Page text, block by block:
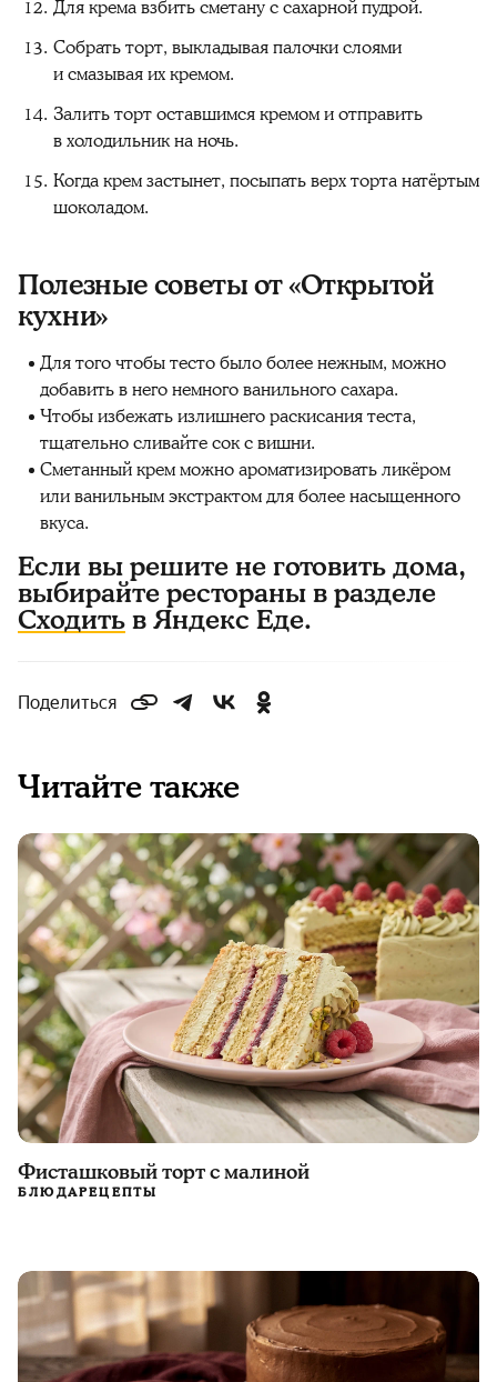
Для крема взбить сметану с сахарной пудрой.
Собрать торт, выкладывая палочки слоями
и смазывая их кремом.
Залить торт оставшимся кремом и отправить
в холодильник на ночь.
Когда крем застынет, посыпать верх торта натёртым
шоколадом.
Полезные советы от «Открытой
кухни»
Для того чтобы тесто было более нежным, можно
добавить в него немного ванильного сахара.
Чтобы избежать излишнего раскисания теста,
тщательно сливайте сок с вишни.
Сметанный крем можно ароматизировать ликёром
или ванильным экстрактом для более насыщенного
вкуса.
Если вы решите не готовить дома,
выбирайте рестораны в разделе
Сходитьв Яндекс Еде.
Поделиться
Читайте также
Фисташковый торт с малиной
БЛЮДАРЕЦЕПТЫ